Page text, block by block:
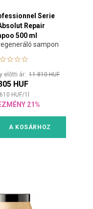
Serie
Repair
500 ml
sampon
előtti ár:11 810 HUF
HUF
HUF/1
21%
A KOSÁRHOZ